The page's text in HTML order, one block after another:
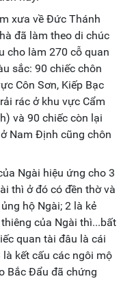
xưa về Đức Thánh
đã làm theo di chúc
cho làm 270 cỗ quan
sắc: 90 chiếc chôn
Côn Sơn, Kiếp Bạc
rác ở khu vực Cẩm
và 90 chiếc còn lại
Nam Định cũng chôn
Ngài hiệu ứng cho 3
thì ở đó có đền thờ và
hộ Ngài; 2 là kẻ
của Ngài thì...bất
quan tài đâu là cái
kết cấu các ngôi mộ
Bắc Đẩu đã chứng